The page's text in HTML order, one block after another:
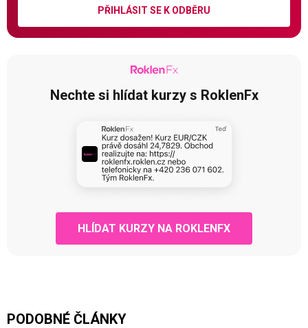
PŘIHLÁSIT SE K ODBĚRU
Nechte si hlídat kurzy s RoklenFx
HLÍDAT KURZY NA ROKLENFX
PODOBNÉ ČLÁNKY